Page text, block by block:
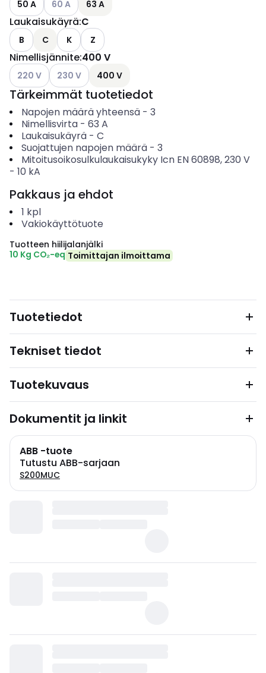
50 A
60 A 63 A
Laukaisukäyrä:C
B C K Z
Nimellisjännite:400 V
Katso käytettävissä olevat vaihtoehdot
220 V Katso käytettävissä olevat vaihtoehdot
230 V 400 V
Tärkeimmät tuotetiedot
Napojen määrä yhteensä- 3
Nimellisvirta- 63 A
Laukaisukäyrä- C
Suojattujen napojen määrä- 3
Mitoitusoikosulkulaukaisukyky Icn EN 60898, 230 V
- 10 kA
Pakkaus ja ehdot
1 kpl
Vakiokäyttötuote
Tuotteen hiilijalanjälki
10 Kg CO₂-eq Toimittajan ilmoittama
Tuotetiedot
Tekniset tiedot
Tuotekuvaus
Dokumentit ja linkit
ABB -tuote
Tutustu ABB-sarjaan
S200MUC